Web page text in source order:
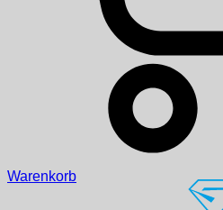
Warenkorb